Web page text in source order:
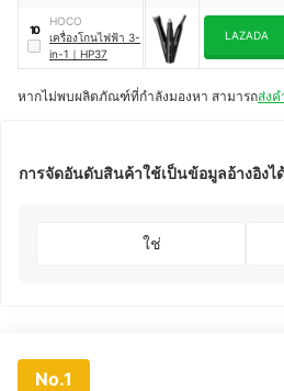
10
HOCO
เครื่องโกนไฟฟ้า 3-
in-1 ｜ HP37
LAZADA
หากไม่พบผลิตภัณฑ์ที่กำลังมองหา สามารถส่งค
การจัดอันดับสินค้าใช้เป็นข้อมูลอ้างอิงไ
ใช่
No.1